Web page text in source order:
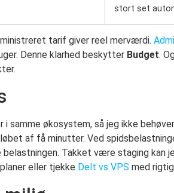
stort set
tarif giver reel merværdi.
Denne klarhed beskytter Budget.
i samme økosystem, så jeg ikke
af få minutter. Ved
belastningen. Takket være staging kan
eller tjekke Delt vs VPS med